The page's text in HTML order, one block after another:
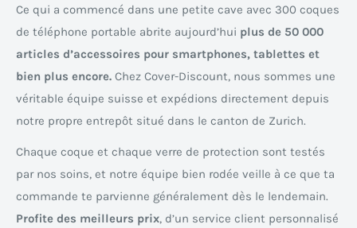
Ce qui a commencé dans une petite cave avec 300 coques
de téléphone portable abrite aujourd’hui plus de 50 000
articles d’accessoires pour smartphones, tablettes et
bien plus encore. Chez Cover-Discount, nous sommes une
véritable équipe suisse et expédions directement depuis
notre propre entrepôt situé dans le canton de Zurich.
Chaque coque et chaque verre de protection sont testés
par nos soins, et notre équipe bien rodée veille à ce que ta
commande te parvienne généralement dès le lendemain.
Profite des meilleurs prix, d’un service client personnalisé